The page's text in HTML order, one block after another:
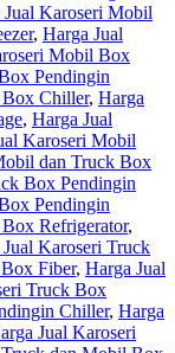
Jual Karoseri Mobil
, Harga Jual
Mobil Box
Pendingin
Chiller, Harga
, Harga Jual
Karoseri Mobil
dan Truck Box
Box Pendingin
Pendingin
Refrigerator,
Karoseri Truck
Fiber, Harga Jual
Truck Box
Chiller, Harga
Jual Karoseri